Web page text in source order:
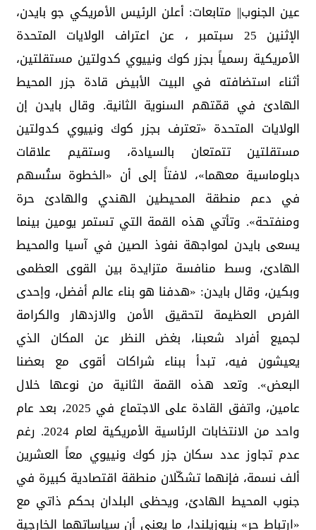
عين الجنوب|| متابعات: أعلن الرئيس الأمريكي جو بايدن،
الإثنين 25 سبتمبر ، عن اعتراف الولايات المتحدة
الأمريكية رسمياً بجزر كوك ونييوي كدولتين مستقلتين،
أثناء استضافته في البيت الأبيض قادة جزر المحيط
الهادئ في قمّتهم السنوية الثانية. وقال بايدن إن
الولايات المتحدة «تعترف بجزر كوك ونييوي كدولتين
مستقلتين تتمتعان بالسيادة، وستقيم علاقات
دبلوماسية معهما»، لافتاً إلى أن «الخطوة ستُسهم
في دعم منطقة المحيطين الهندي والهادئ حرة
ومنفتحة». وتأتي هذه القمة التي تستمر يومين بينما
يسعى بايدن لمواجهة نفوذ الصين في آسيا والمحيط
الهادئ، وسط منافسة متزايدة بين القوى العظمى
وبكين، وقال بايدن: «هدفنا هو بناء عالم أفضل، وإحدى
الفرص العظيمة لتحقيق الأمن والازدهار والكرامة
لجميع أفراد شعبنا، بغض النظر عن المكان الذي
يعيشون فيه، تبدأ ببناء شراكات أقوى مع بعضنا
البعض». وتعد هذه القمة الثانية من نوعها خلال
عامين، واتفق القادة على الاجتماع في 2025، بعد عام
واحد من الانتخابات الرئاسية الأمريكية لعام 2024. رغم
عدم تجاوز عدد سكان جزر كوك ونييوي معاً العشرين
ألف نسمة، فإنهما تشكّلان منطقة اقتصادية كبيرة في
جنوب المحيط الهادئ، ويحظى البلدان بحكم ذاتي مع
«ارتباط حر» بنيوزيلندا، ما يعني أن سياساتهما الخارجية